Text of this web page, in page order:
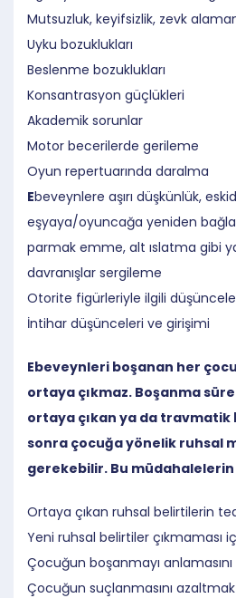
Mutsuzluk, keyifsizlik, zevk
Uyku bozuklukları
Beslenme bozuklukları
Konsantrasyon güçlükleri
Akademik sorunlar
Motor becerilerde gerileme
Oyun repertuarında daralma
Ebeveynlere aşırı düşkünlük,
eşyaya/oyuncağa yeniden
parmak emme, alt ıslatma gibi
davranışlar sergileme
Otorite figürleriyle ilgili
İntihar düşünceleri ve girişimi
Ebeveynleri boşanan her
ortaya çıkmaz. Boşanma
ortaya çıkan ya da
sonra çocuğa yönelik ruhsal
gerekebilir. Bu müdahalelerin
Ortaya çıkan ruhsal belirtilerin
Yeni ruhsal belirtiler çıkmaması
Çocuğun boşanmayı
Çocuğun suçlanmasını